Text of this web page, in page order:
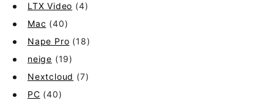
LTX Video (4)
Mac (40)
Nape Pro (18)
neige (19)
Nextcloud (7)
PC (40)